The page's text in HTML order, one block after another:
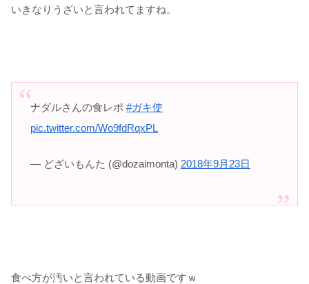
いきなりうざいと言われてますね。
ナダルさんの食レポ #ガキ使
pic.twitter.com/Wo9fdRqxPL
— どざいもんた (@dozaimonta) 2018年9月23日
食べ方が汚いと言われている動画ですｗ